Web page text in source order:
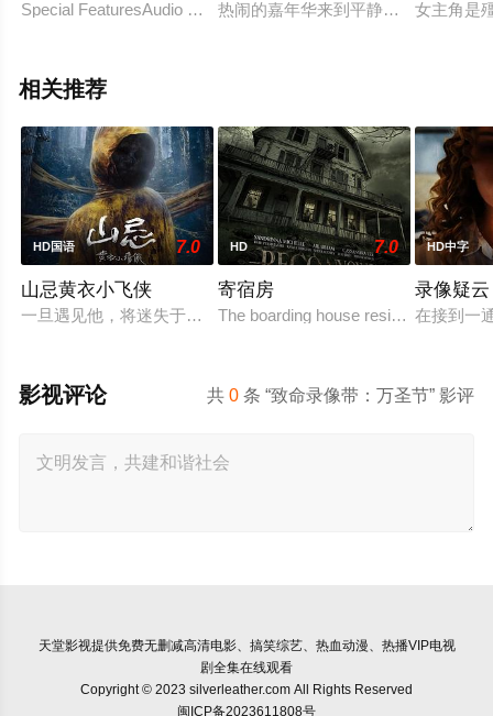
Special FeaturesAudio Commentaries on Each FilmAll-N
热闹的嘉年华来到平静沉闷的小镇，
女主角是
相关推荐
HD国语 7.0
山忌黄衣小飞侠
一旦遇见他，将迷失于山中……嘉铭（刘以豪 饰）、玉欣（袁澧
HD 7.0
寄宿房
The boarding house residents felt
HD中字
录像疑云
在接到一
共0 条 “致命录像带：万圣节” 影评
影视评论
天堂影视提供免费无删减高清电影、搞笑综艺、热血动漫、热播VIP电视
剧全集在线观看
Copyright © 2023 silverleather.com All Rights Reserved
闽ICP备2023611808号